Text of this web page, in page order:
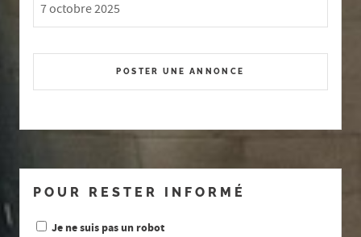
7 octobre 2025
POSTER UNE ANNONCE
POUR RESTER INFORMÉ
Je ne suis pas un robot